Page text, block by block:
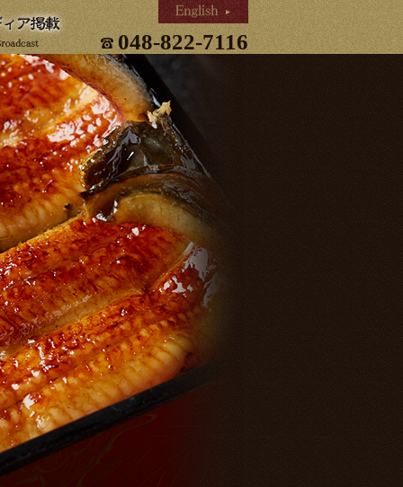
048-822-7116